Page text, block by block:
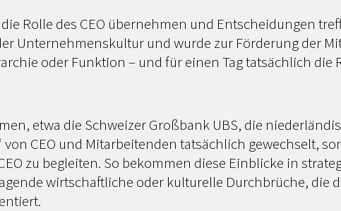
Rolle des CEO übernehmen und Entscheidungen
Unternehmenskultur und wurde zur Förderung der
oder Funktion – und für einen Tag tatsächlich die
etwa die Schweizer Großbank UBS, die
CEO und Mitarbeitenden tatsächlich gewechselt,
zu begleiten. So bekommen diese Einblicke in
wirtschaftliche oder kulturelle Durchbrüche, die